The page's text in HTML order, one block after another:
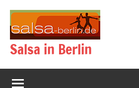
springen
Salsa in Berlin